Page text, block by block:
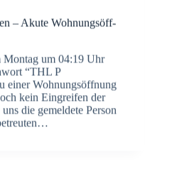
– Aku­te Woh­nungs­öff­
Mon­tag um 04:19 Uhr
“THL P
einer Woh­nungs­öff­nung
kein Ein­grei­fen der
die gemel­de­te Per­son